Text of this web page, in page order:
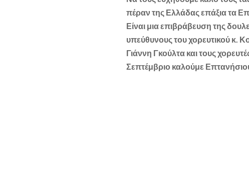
πέραν της Ελλάδας επάξια τα
Είναι μια επιβράβευση της
υπεύθυνους του χορευτικού κ.
Γιάννη Γκούλτα και τους
Σεπτέμβριο καλούμε